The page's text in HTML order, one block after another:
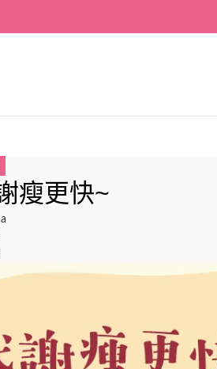
瘦更快~